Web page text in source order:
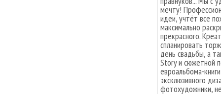
мечту!
идеи, учтёт все
максимально
прекрасного.
спланировать
день свадьбы, а
Story и сюжетной
евроальбома-
эксклюзивного
фотохудожники,